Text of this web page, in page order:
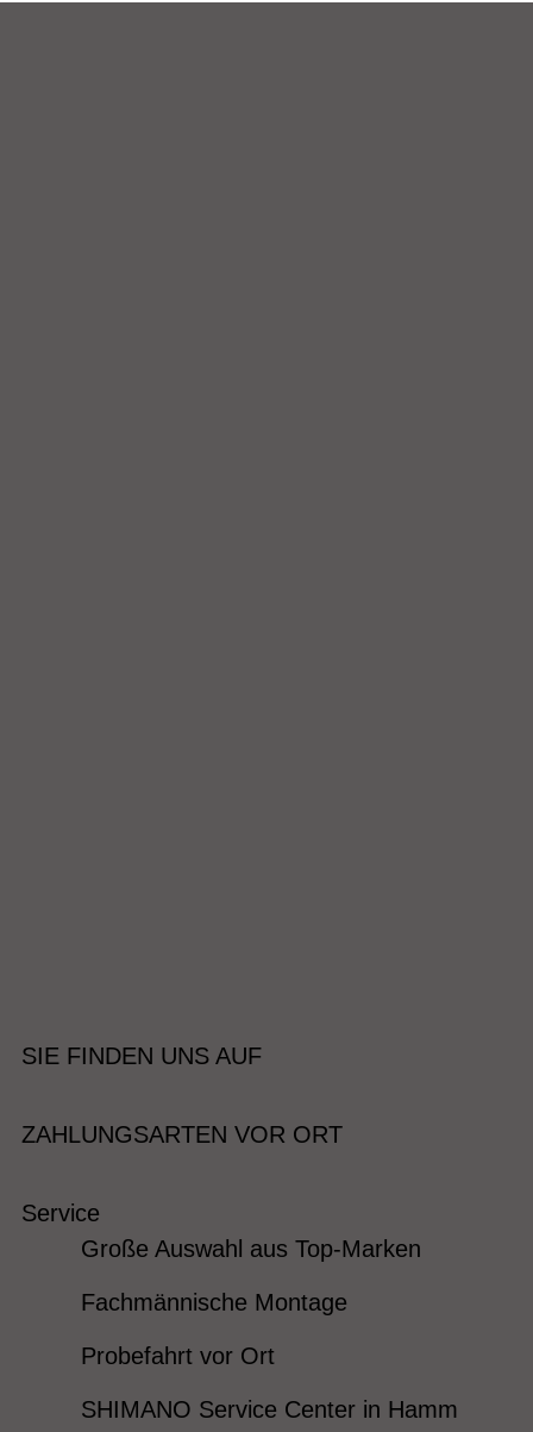
SIE FINDEN UNS AUF
ZAHLUNGSARTEN VOR ORT
Service
Große Auswahl aus Top-Marken
Fachmännische Montage
Probefahrt vor Ort
SHIMANO Service Center in Hamm